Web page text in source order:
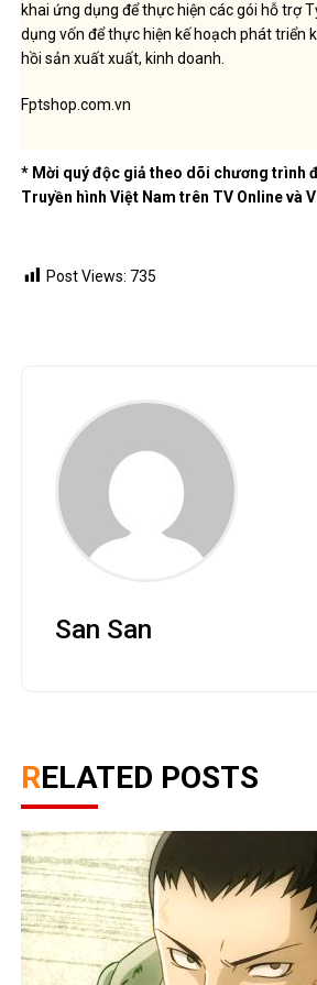
khai ứng dụng để thực hiện các gói hỗ trợ
dụng vốn để thực hiện kế hoạch phát triển
hồi sản xuất xuất, kinh doanh.
Fptshop.com.vn
* Mời quý độc giả theo dõi chương trình
Truyền hình Việt Nam trên TV Online và
Post Views: 735
San San
RELATED POSTS